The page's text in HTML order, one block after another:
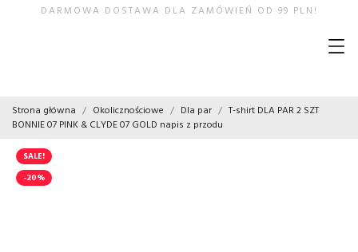
DARMOWA DOSTAWA DLA ZAMÓWIEŃ OD 99 PLN!
Strona główna Okolicznościowe Dla par
T-shirt DLA PAR 2 SZT
BONNIE 07 PINK & CLYDE 07 GOLD napis z przodu
SALE!
-20%